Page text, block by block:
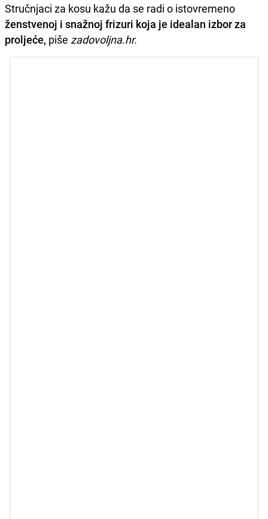
Stručnjaci za kosu kažu da se radi o istovremeno
ženstvenoj i snažnoj frizuri koja je idealan izbor za
proljeće, piše zadovoljna.hr.